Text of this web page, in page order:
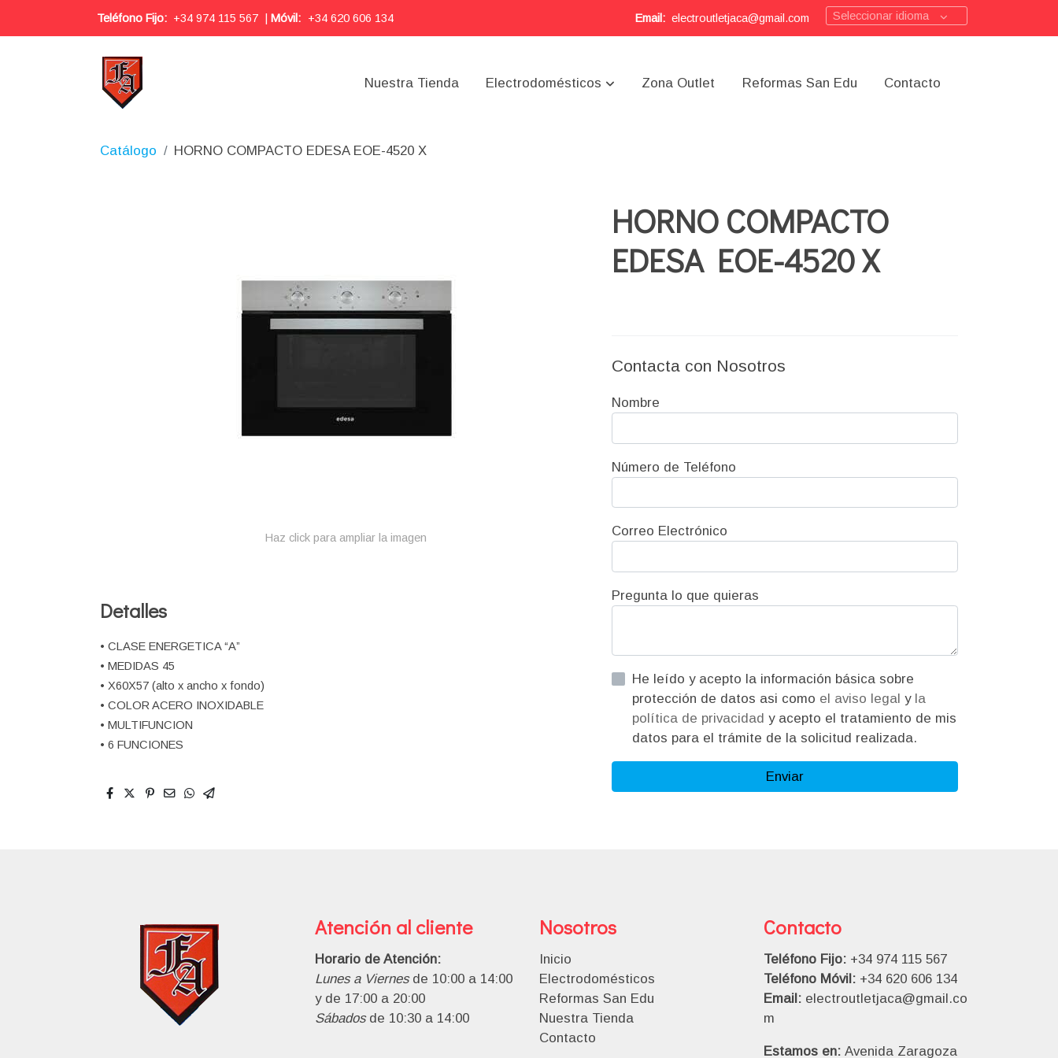
Teléfono Fijo: +34 974 115 567 Móvil: +34 620 606 134 Email: electroutletjaca@gmail.com Seleccionar idioma
Nuestra Tienda Electrodomésticos Zona Outlet Reformas San Edu Contacto
Catálogo HORNO COMPACTO EDESA EOE-4520 X
Haz click para ampliar la imagen
Detalles
• CLASE ENERGETICA “A”
• MEDIDAS 45
• X60X57 (alto x ancho x fondo)
• COLOR ACERO INOXIDABLE
• MULTIFUNCION
• 6 FUNCIONES
HORNO COMPACTO
EDESA EOE-4520 X
Contacta con Nosotros
Nombre
Número de Teléfono
Correo Electrónico
Pregunta lo que quieras
He leído y acepto la información básica sobre
protección de datos asi como el aviso legal y la
política de privacidad y acepto el tratamiento de mis
datos para el trámite de la solicitud realizada.
Enviar
Atención al cliente
Horario de Atención:
Lunes a Viernesde 10:00 a 14:00
y de 17:00 a 20:00
Sábadosde 10:30 a 14:00
Nosotros
Inicio
Electrodomésticos
Reformas San Edu
Nuestra Tienda
Contacto
Contacto
Teléfono Fijo: +34 974 115 567
Teléfono Móvil:+34 620 606 134
Email: electroutletjaca@gmail.co
m
Estamos en: Avenida Zaragoza